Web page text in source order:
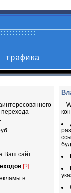
трафика
перехода
Ваш сайт
[?]
в